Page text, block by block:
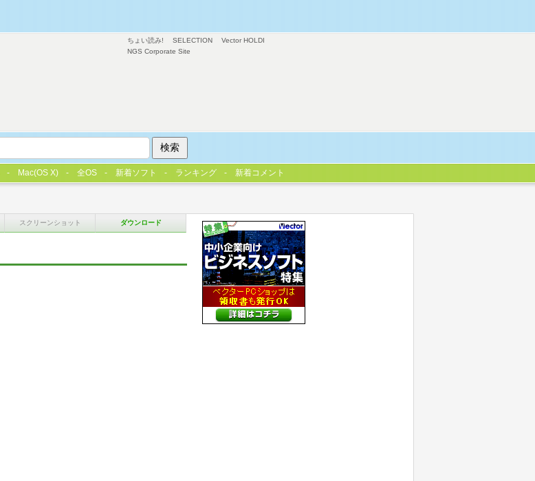
スクリーンショット ダウンロード
ちょい読み! SELECTION
Vector HOLDI
NGS Corporate Site
Mac(OS X) 全OS 新着ソフト ランキング 新着コメント